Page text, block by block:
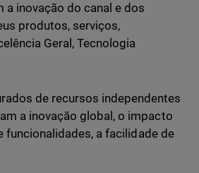
inovação do canal e dos
produtos, serviços,
Geral, Tecnologia
de recursos independentes
a inovação global, o impacto
funcionalidades, a facilidade de